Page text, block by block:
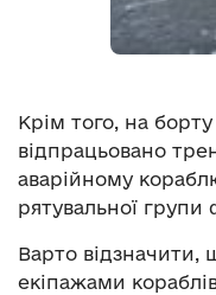
Крім того, на
відпрацьовано
аварійному
рятувальної
Варто відзначити,
екіпажами